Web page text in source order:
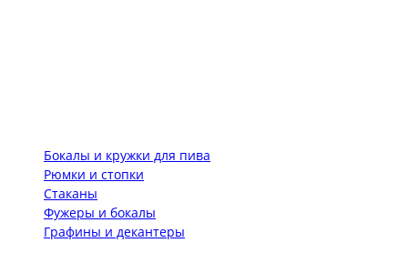
Бокалы и кружки для пива
Рюмки и стопки
Стаканы
Фужеры и бокалы
Графины и декантеры